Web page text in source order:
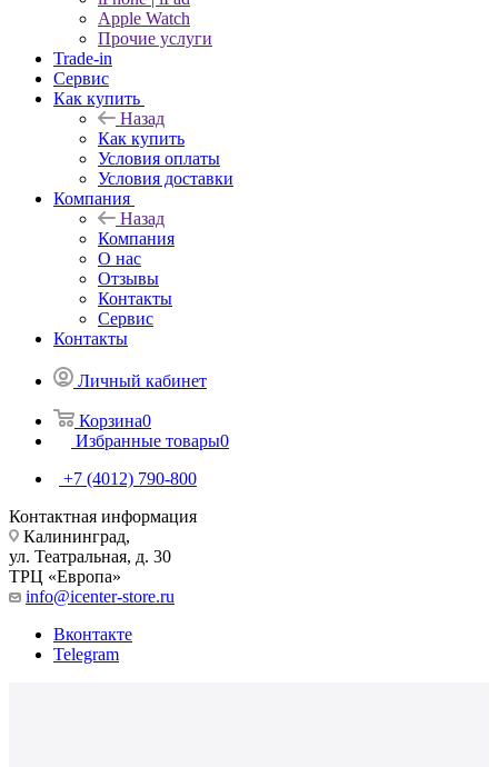
Apple Watch
Прочие услуги
Trade-in
Сервис
Как купить
Назад
Как купить
Условия оплаты
Условия доставки
Компания
Назад
Компания
О нас
Отзывы
Контакты
Сервис
Контакты
Личный кабинет
Корзина0
Избранные товары0
+7 (4012) 790-800
Контактная информация
Калининград,
ул. Театральная, д. 30
ТРЦ «Европа»
info@icenter-store.ru
Вконтакте
Telegram